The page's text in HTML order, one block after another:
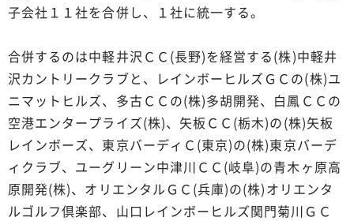
子会社１１社を合併し、１社に統一する。
合併するのは中軽井沢ＣＣ(長野)を経営する(株)中軽井
沢カントリークラブと、レインボーヒルズＧＣの(株)ユ
ニマットヒルズ、多古ＣＣの(株)多胡開発、白鳳ＣＣの
空港エンタープライズ(株)、矢板ＣＣ(栃木)の(株)矢板
レインボーズ、東京バーディＣ(東京)の(株)東京バーデ
ィクラブ、ユーグリーン中津川ＣＣ(岐阜)の青木ヶ原高
原開発(株)、オリエンタルＧＣ(兵庫)の(株)オリエンタ
ルゴルフ倶楽部、山口レインボーヒルズ関門菊川ＧＣ